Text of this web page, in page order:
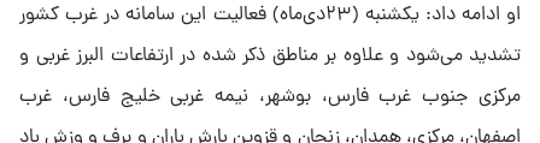
او ادامه داد: یکشنبه (۲۳دی‌ماه) فعالیت این سامانه در غرب کشور
تشدید می‌شود و علاوه بر مناطق ذکر شده در ارتفاعات البرز غربی و
مرکزی جنوب غرب فارس، بوشهر، نیمه غربی خلیج فارس، غرب